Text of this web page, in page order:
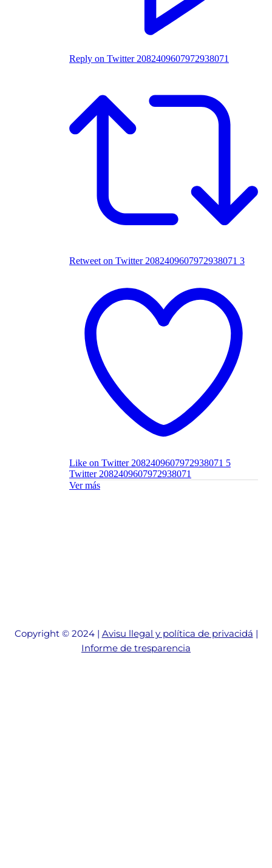
Reply on Twitter 2082409607972938071
Retweet on Twitter 2082409607972938071 3
Like on Twitter 2082409607972938071 5
Twitter 2082409607972938071
Ver más
Copyright © 2024 | Avisu llegal y política de privacidá |
Informe de tresparencia